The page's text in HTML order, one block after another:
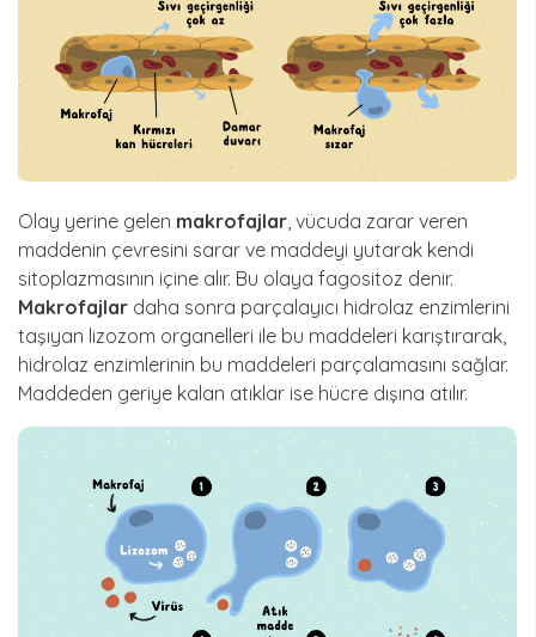
Olay yerine gelen makrofajlar, vücuda zarar veren
maddenin çevresini sarar ve maddeyi yutarak kendi
sitoplazmasının içine alır. Bu olaya fagositoz denir.
Makrofajlar daha sonra parçalayıcı hidrolaz enzimlerini
taşıyan lizozom organelleri ile bu maddeleri karıştırarak,
hidrolaz enzimlerinin bu maddeleri parçalamasını sağlar.
Maddeden geriye kalan atıklar ise hücre dışına atılır.